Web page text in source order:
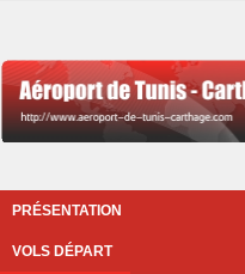
PRÉSENTATION
VOLS DÉPART